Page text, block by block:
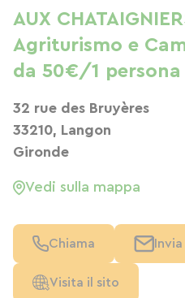
AUX
Agriturismo e
da 50€/1 persona
32 rue des Bruyères
33210, Langon
Gironde
Vedi sulla mappa
Chiama
Visita il sito